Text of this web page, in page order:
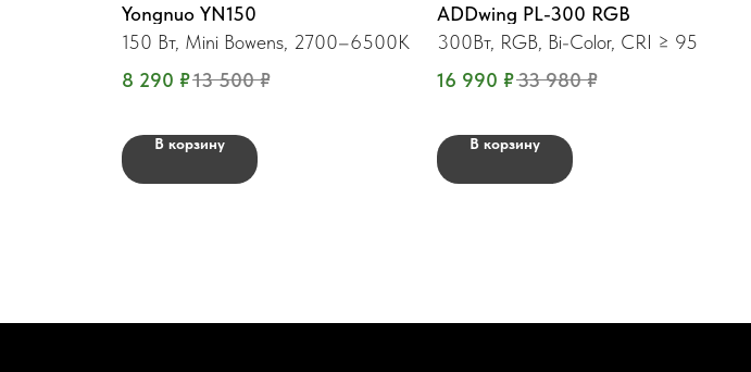
Yongnuo YN150
150 Вт, Mini Bowens, 2700–6500K
8 290 ₽13 500 ₽
В корзину
ADDwing PL-300 RGB
300Вт, RGB, Bi-Color, CRI ≥ 95
16 990 ₽33 980 ₽
В корзину